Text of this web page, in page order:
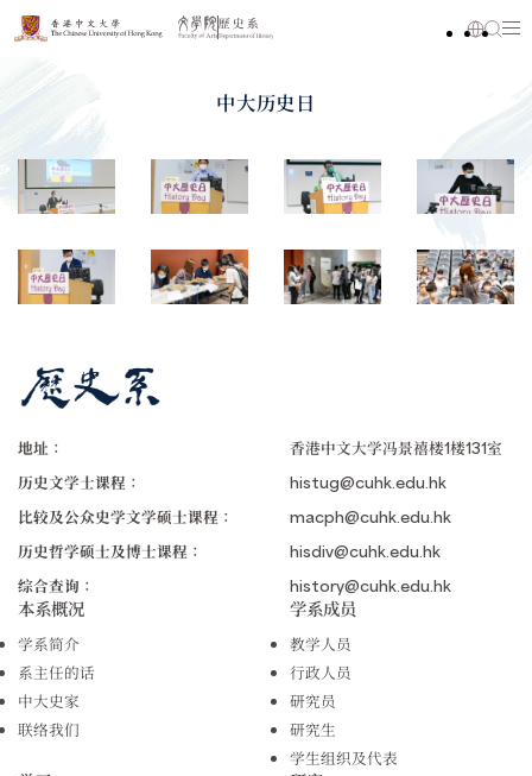
中大历史日
地址：
香港中文大学冯景禧楼1楼131室
历史文学士课程：
histug@cuhk.edu.hk
比较及公众史学文学硕士课程：
macph@cuhk.edu.hk
历史哲学硕士及博士课程：
hisdiv@cuhk.edu.hk
综合查询：
history@cuhk.edu.hk
本系概况
学系简介
系主任的话
中大史家
联络我们
学系成员
教学人员
行政人员
研究员
研究生
学生组织及代表